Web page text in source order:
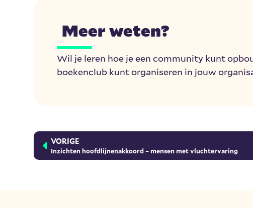
Meer weten?
Wil je leren hoe je een community kunt
boekenclub kunt organiseren in jouw
VORIGE
Inzichten hoofdlijnenakkoord – mensen met vluchtervaring